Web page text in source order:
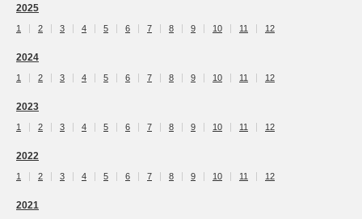
2025
1 2 3 4 5 6 7 8 9 10 11 12
2024
1 2 3 4 5 6 7 8 9 10 11 12
2023
1 2 3 4 5 6 7 8 9 10 11 12
2022
1 2 3 4 5 6 7 8 9 10 11 12
2021